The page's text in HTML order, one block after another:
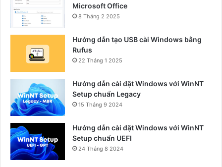
Microsoft Office
8 Tháng 2 2025
Hướng dẫn tạo USB cài Windows bằng
Rufus
22 Tháng 1 2025
Hướng dẫn cài đặt Windows với WinNT
Setup chuẩn Legacy
15 Tháng 9 2024
Hướng dẫn cài đặt Windows với WinNT
Setup chuẩn UEFI
24 Tháng 8 2024